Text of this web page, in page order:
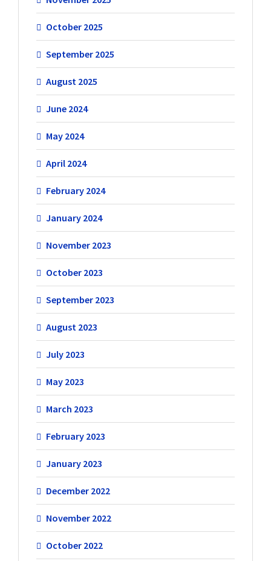
October 2025
September 2025
August 2025
June 2024
May 2024
April 2024
February 2024
January 2024
November 2023
October 2023
September 2023
August 2023
July 2023
May 2023
March 2023
February 2023
January 2023
December 2022
November 2022
October 2022